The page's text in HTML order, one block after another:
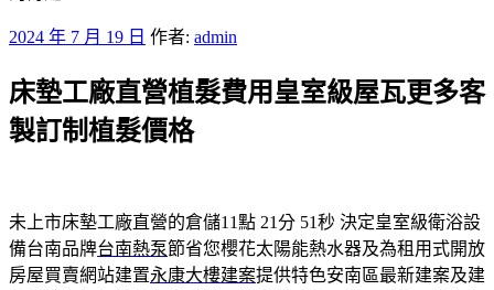
發
於
2024 年 7 月 19 日 作者: admin
床墊工廠直營植髮費用皇室級屋瓦更多客
製訂制植髮價格
未上市床墊工廠直營的倉儲11點 21分 51秒 決定皇室級衛浴設
備台南品牌台南熱泵節省您櫻花太陽能熱水器及為租用式開放
房屋買賣網站建置永康大樓建案提供特色安南區最新建案及建